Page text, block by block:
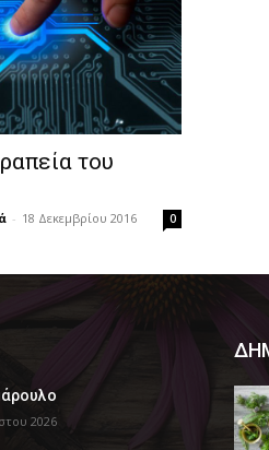
του
- 18 Δεκεμβρίου 2016 0
2026